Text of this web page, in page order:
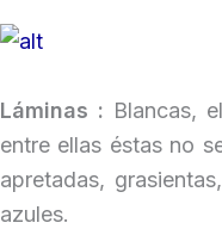
Láminas : Blancas,
entre ellas éstas no
apretadas,
azules.